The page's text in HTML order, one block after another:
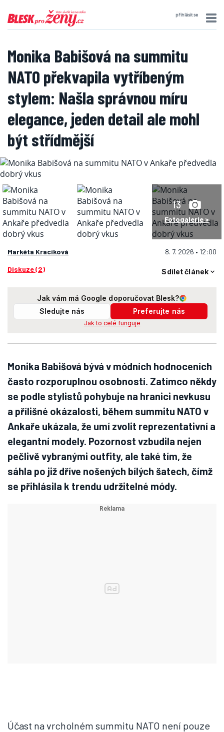
přihlásit se
Monika Babišová na summitu
NATO překvapila vytříbeným
stylem: Našla správnou míru
elegance, jeden detail ale mohl
být střídmější
13
Fotogalerie >
Markéta Kracíková 8. 7. 2026 • 12:00
Diskuze (2) Sdílet článek
Jak vám má Google doporučovat Blesk?
Sledujte nás
Preferujte nás
Jak to celé funguje
Monika Babišová bývá v módních hodnoceních
často rozporuplnou osobností. Zatímco někdy
se podle stylistů pohybuje na hranici nevkusu
a přílišné okázalosti, během summitu NATO v
Ankaře ukázala, že umí zvolit reprezentativní a
elegantní modely. Pozornost vzbudila nejen
pečlivě vybranými outfity, ale také tím, že
sáhla po již dříve nošených bílých šatech, čímž
se přihlásila k trendu udržitelné módy.
Účast na vrcholném summitu NATO není pouze